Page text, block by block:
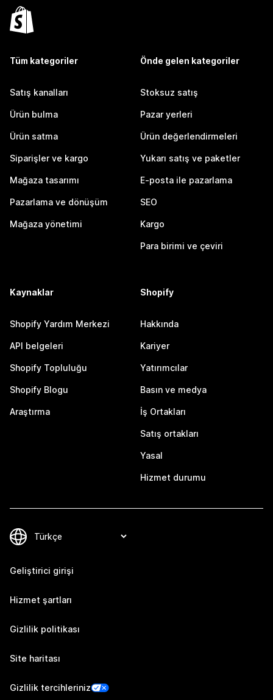
Tüm kategoriler
Satış kanalları
Ürün bulma
Ürün satma
Siparişler ve kargo
Mağaza tasarımı
Pazarlama ve dönüşüm
Mağaza yönetimi
Önde gelen kategoriler
Stoksuz satış
Pazar yerleri
Ürün değerlendirmeleri
Yukarı satış ve paketler
E-posta ile pazarlama
SEO
Kargo
Para birimi ve çeviri
Kaynaklar
Shopify Yardım Merkezi
API belgeleri
Shopify Topluluğu
Shopify Blogu
Araştırma
Shopify
Hakkında
Kariyer
Yatırımcılar
Basın ve medya
İş Ortakları
Satış ortakları
Yasal
Hizmet durumu
Geliştirici girişi
Hizmet şartları
Gizlilik politikası
Site haritası
Gizlilik tercihleriniz